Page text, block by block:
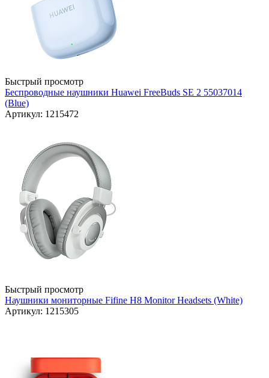
Быстрый просмотр
Беспроводные наушники Huawei FreeBuds SE 2 55037014
(Blue)
Артикул: 1215472
Быстрый просмотр
Наушники мониторные Fifine H8 Monitor Headsets (White)
Артикул: 1215305